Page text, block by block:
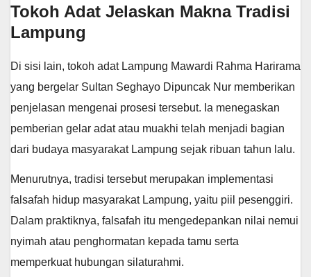
Tokoh Adat Jelaskan Makna Tradisi
Lampung
Di sisi lain, tokoh adat Lampung Mawardi Rahma Harirama
yang bergelar Sultan Seghayo Dipuncak Nur memberikan
penjelasan mengenai prosesi tersebut. Ia menegaskan
pemberian gelar adat atau muakhi telah menjadi bagian
dari budaya masyarakat Lampung sejak ribuan tahun lalu.
Menurutnya, tradisi tersebut merupakan implementasi
falsafah hidup masyarakat Lampung, yaitu piil pesenggiri.
Dalam praktiknya, falsafah itu mengedepankan nilai nemui
nyimah atau penghormatan kepada tamu serta
memperkuat hubungan silaturahmi.